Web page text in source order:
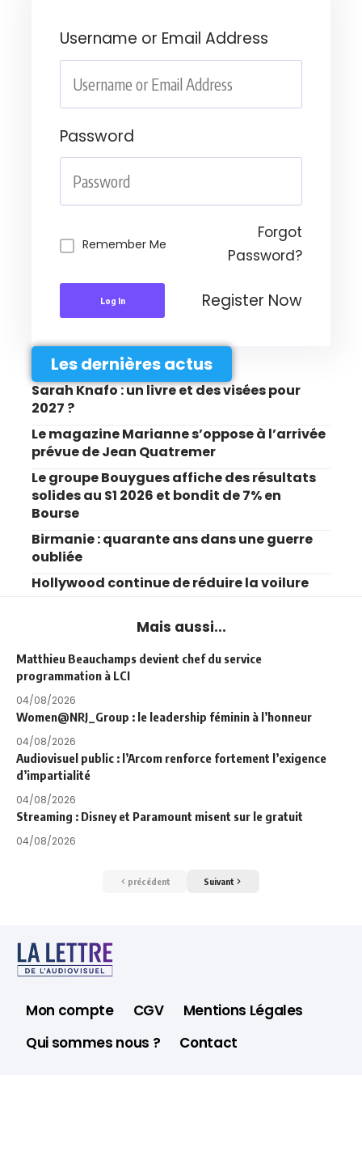
Username or Email Address
Password
Remember Me
Forgot
Password?
Log In Register Now
Les dernières actus
Sarah Knafo : un livre et des visées pour
2027 ?
Le magazine Marianne s’oppose à l’arrivée
prévue de Jean Quatremer
Le groupe Bouygues affiche des résultats
solides au S1 2026 et bondit de 7% en
Bourse
Birmanie : quarante ans dans une guerre
oubliée
Hollywood continue de réduire la voilure
Mais aussi...
Matthieu Beauchamps devient chef du service
programmation à LCI
04/08/2026
Women@NRJ_Group : le leadership féminin à l’honneur
04/08/2026
Audiovisuel public : l’Arcom renforce fortement l’exigence
d’impartialité
04/08/2026
Streaming : Disney et Paramount misent sur le gratuit
04/08/2026
précédent Suivant
Mon compte CGV
Mentions Légales
Qui sommes nous ?
Contact